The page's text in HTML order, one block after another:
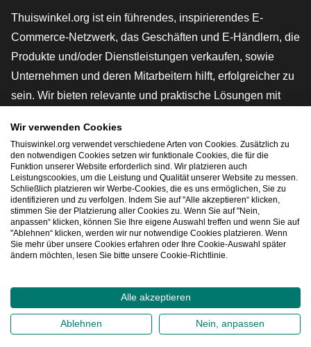
Thuiswinkel.org ist ein führendes, inspirierendes E-
Commerce-Netzwerk, das Geschäften und E-Händlern, die
Produkte und/oder Dienstleistungen verkaufen, sowie
Unternehmen und deren Mitarbeitern hilft, erfolgreicher zu
sein. Wir bieten relevante und praktische Lösungen mit
rechtlichen Instrumenten und Beratung,
Interessenvertretung, Marktforschung und verfügen über
eine eigene Bildungsplattform, die Thuiswinkel e-
Academy.
Schnelles Navigieren
2026©Thuiswinkel.org
Datenschutzerklärung Cookie-Erklärung
Wir verwenden Cookies
Thuiswinkel.org verwendet verschiedene Arten von Cookies. Zusätzlich zu
den notwendigen Cookies setzen wir funktionale Cookies, die für die
Funktion unserer Website erforderlich sind. Wir platzieren auch
Leistungscookies, um die Leistung und Qualität unserer Website zu messen.
Schließlich platzieren wir Werbe-Cookies, die es uns ermöglichen, Sie zu
identifizieren und zu verfolgen. Indem Sie auf "Alle akzeptieren“ klicken,
stimmen Sie der Platzierung aller Cookies zu. Wenn Sie auf "Nein,
anpassen“ klicken, können Sie Ihre eigene Auswahl treffen und wenn Sie auf
"Ablehnen“ klicken, werden wir nur notwendige Cookies platzieren. Wenn
Sie mehr über unsere Cookies erfahren oder Ihre Cookie-Auswahl später
ändern möchten, lesen Sie bitte unsere Cookie-Richtlinie.
Alle akzeptieren
Ablehnen Nein, anpassen